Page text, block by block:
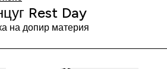
Rest Day
на допир материя